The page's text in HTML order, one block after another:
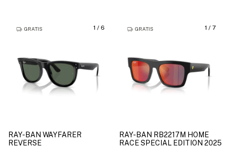
1 / 6
GRATIS
RAY-BAN WAYFARER
REVERSE
1 / 7
GRATIS
RAY-BAN RB2217M HOME
RACE SPECIAL EDITION 2025